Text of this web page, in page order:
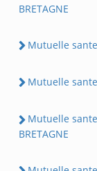
BRETAGNE
Mutuelle sante
Mutuelle sante
Mutuelle sante
BRETAGNE